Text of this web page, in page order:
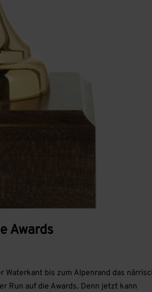
Awards
Waterkant bis zum Alpenrand das
Run auf die Awards. Denn jetzt kann